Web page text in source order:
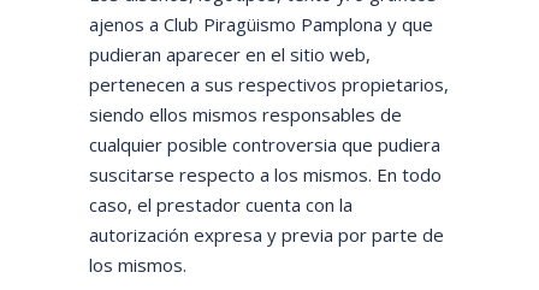
ajenos a Club Piragüismo Pamplona y que
pudieran aparecer en el sitio web,
pertenecen a sus respectivos propietarios,
siendo ellos mismos responsables de
cualquier posible controversia que pudiera
suscitarse respecto a los mismos. En todo
caso, el prestador cuenta con la
autorización expresa y previa por parte de
los mismos.